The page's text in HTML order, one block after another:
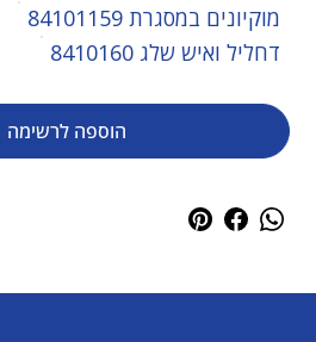
מוקיונים במסגרת 84101159
דחליל ואיש שלג 8410160
הוספה לרשימה